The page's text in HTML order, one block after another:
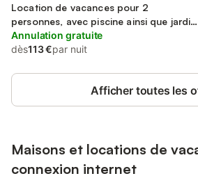
Location de vacances pour 2
personnes, avec piscine ainsi que jardin
et jacuzzi
Annulation gratuite
dès113 €par nuit
Afficher toutes les
Maisons et locations de
connexion internet